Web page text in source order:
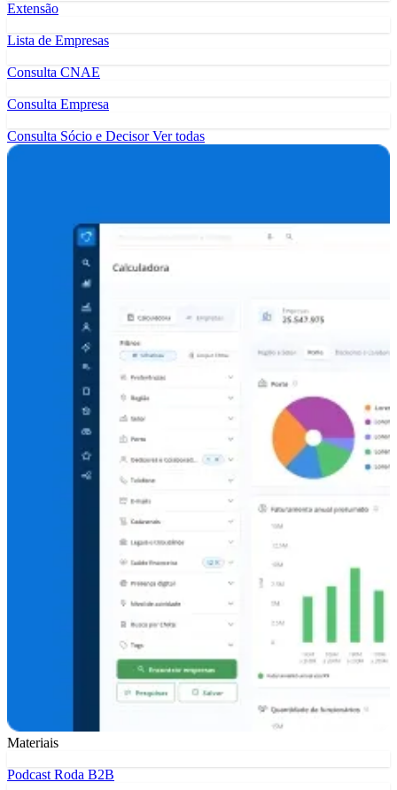
Extensão
Lista de Empresas
Consulta CNAE
Consulta Empresa
Consulta Sócio e DecisorVer todas
Materiais
Podcast Roda B2B